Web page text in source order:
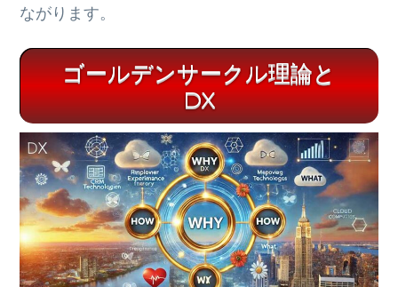
ながります。
ゴールデンサークル理論と
DX